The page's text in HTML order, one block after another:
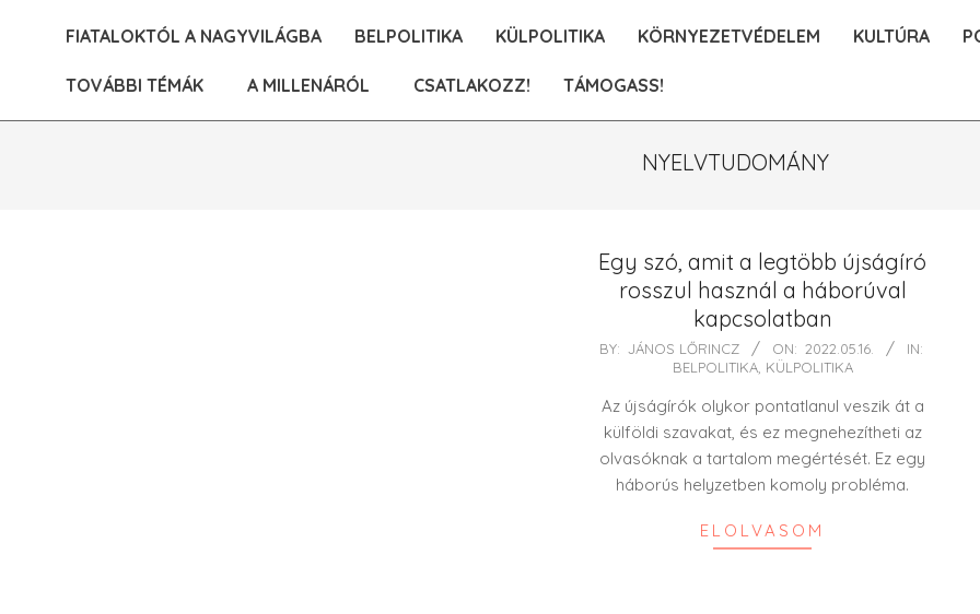
FIATALOKTÓL A NAGYVILÁGBA BELPOLITIKA KÜLPOLITIKA KÖRNYEZETVÉDELEM KULTÚRA
TOVÁBBI TÉMÁK A MILLENÁRÓL CSATLAKOZZ! TÁMOGASS!
NYELVTUDOMÁNY
Egy szó, amit a legtöbb újságíró
rosszul használ a háborúval
kapcsolatban
2022-
BY: JÁNOS LŐRINCZ ON: 2022.05.16.
IN:
BELPOLITIKA, KÜLPOLITIKA
Az újságírók olykor pontatlanul veszik át a
külföldi szavakat, és ez megnehezítheti az
olvasóknak a tartalom megértését. Ez egy
háborús helyzetben komoly probléma.
ELOLVASOM